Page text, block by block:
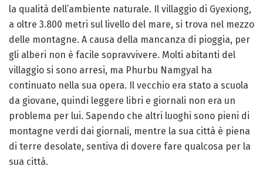
la qualità dell’ambiente naturale. Il villaggio di Gyexiong,
a oltre 3.800 metri sul livello del mare, si trova nel mezzo
delle montagne. A causa della mancanza di pioggia, per
gli alberi non è facile sopravvivere. Molti abitanti del
villaggio si sono arresi, ma Phurbu Namgyal ha
continuato nella sua opera. Il vecchio era stato a scuola
da giovane, quindi leggere libri e giornali non era un
problema per lui. Sapendo che altri luoghi sono pieni di
montagne verdi dai giornali, mentre la sua città è piena
di terre desolate, sentiva di dovere fare qualcosa per la
sua città.